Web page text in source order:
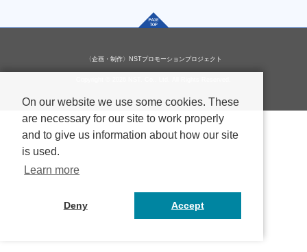
〈企画・制作〉NSTプロモーションプロジェクト
On our website we use some cookies. These
are necessary for our site to work properly
and to give us information about how our site
is used.
Learn more
Deny Accept